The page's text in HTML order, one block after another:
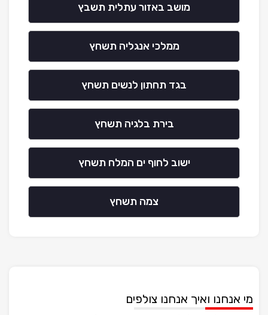
מושב באזור עתלית תשבץ
ממלכי אנגליה תשחץ
בגד תחתון לנשים תשחץ
בירת בלגיה תשחץ
ישוב לחוף ים המלח תשחץ
צמה תשחץ
מי אנחנו ואיך אנחנו צולפים